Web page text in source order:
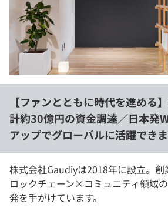
イベント・セミナー
インタビュー
ナレッジ
リファレンス
プラン
個人向けプラン
法人向けプラン
学校向けプラン
契約内容・クーポン
評価結果一覧
再チャレンジ結果一覧
Tech Team Journal
paiza times
paizaとは？
【ファンとともに時代を進める
計約30億円の資金調達／日本発
アップでグローバルに活躍できま
株式会社Gaudiyは2018年に設立。
ロックチェーン×コミュニティ領域
発を手がけています。